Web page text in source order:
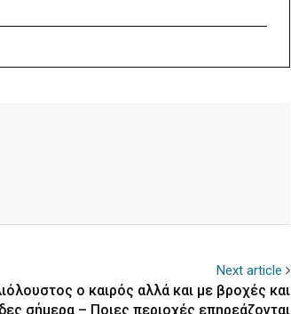
Next article
ο καιρός αλλά και με βροχές και
σήμερα – Ποιες περιοχές επηρεάζονται